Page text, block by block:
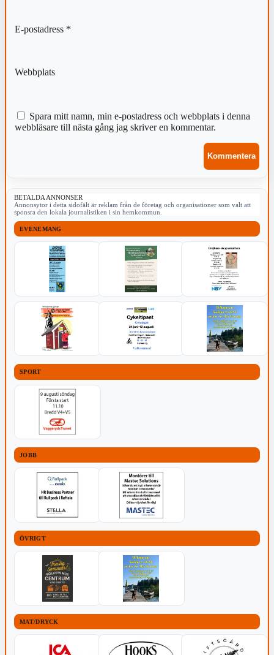
E-postadress *
Webbplats
Spara mitt namn, min e-postadress och webbplats i denna
webbläsare till nästa gång jag skriver en kommentar.
BETALDA ANNONSER
Annonsytor i detta sidofält är reklam från de företag och organisationer som valt att
sponsra den lokala journalistiken i sin hemkommun.
EVENEMANG
SPORT
JOBB
ÖVRIGT
MAT/DRYCK